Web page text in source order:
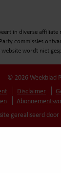
in diverse affiliate
commissies
wordt niet
© 2026 Weekblad
Disclaimer
gerealiseerd door